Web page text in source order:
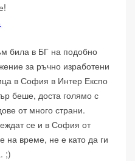
била в БГ на подобно
за ръчно изработени
в София в Интер Експо
беше, доста голямо с
от много страни.
се и в София от
на време, не е като да ги
;)